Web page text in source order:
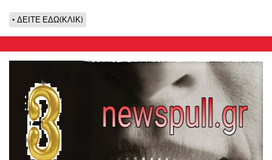
ΔΕΙΤΕ ΕΔΩ(ΚΛΙΚ)